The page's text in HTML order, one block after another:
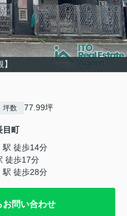
】
坪数 77.99坪
目町
駅 徒歩14分
徒歩17分
駅 徒歩28分
お問い合わせ